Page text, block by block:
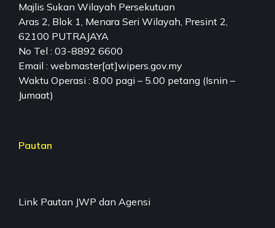
Majlis Sukan Wilayah Persekutuan
Aras 2, Blok 1, Menara Seri Wilayah, Presint 2,
62100 PUTRAJAYA
No Tel : 03-8892 6600
Email : webmaster[at]wipers.gov.my
Waktu Operasi : 8.00 pagi – 5.00 petang (Isnin –
Jumaat)
Pautan
Link Pautan JWP dan Agensi